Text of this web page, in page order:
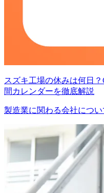
スズキ工場の休みは何日
間カレンダーを徹底解説
製造業に関わる会社につい